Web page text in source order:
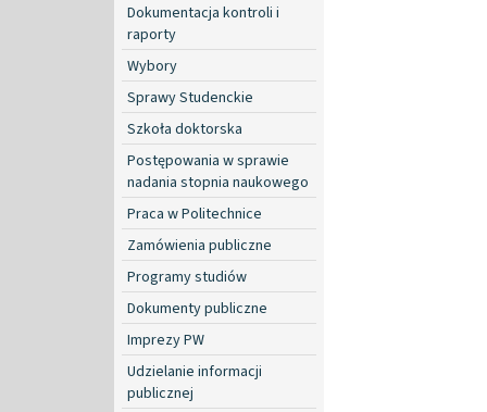
Dokumentacja kontroli i
raporty
Wybory
Sprawy Studenckie
Szkoła doktorska
Postępowania w sprawie
nadania stopnia naukowego
Praca w Politechnice
Zamówienia publiczne
Programy studiów
Dokumenty publiczne
Imprezy PW
Udzielanie informacji
publicznej